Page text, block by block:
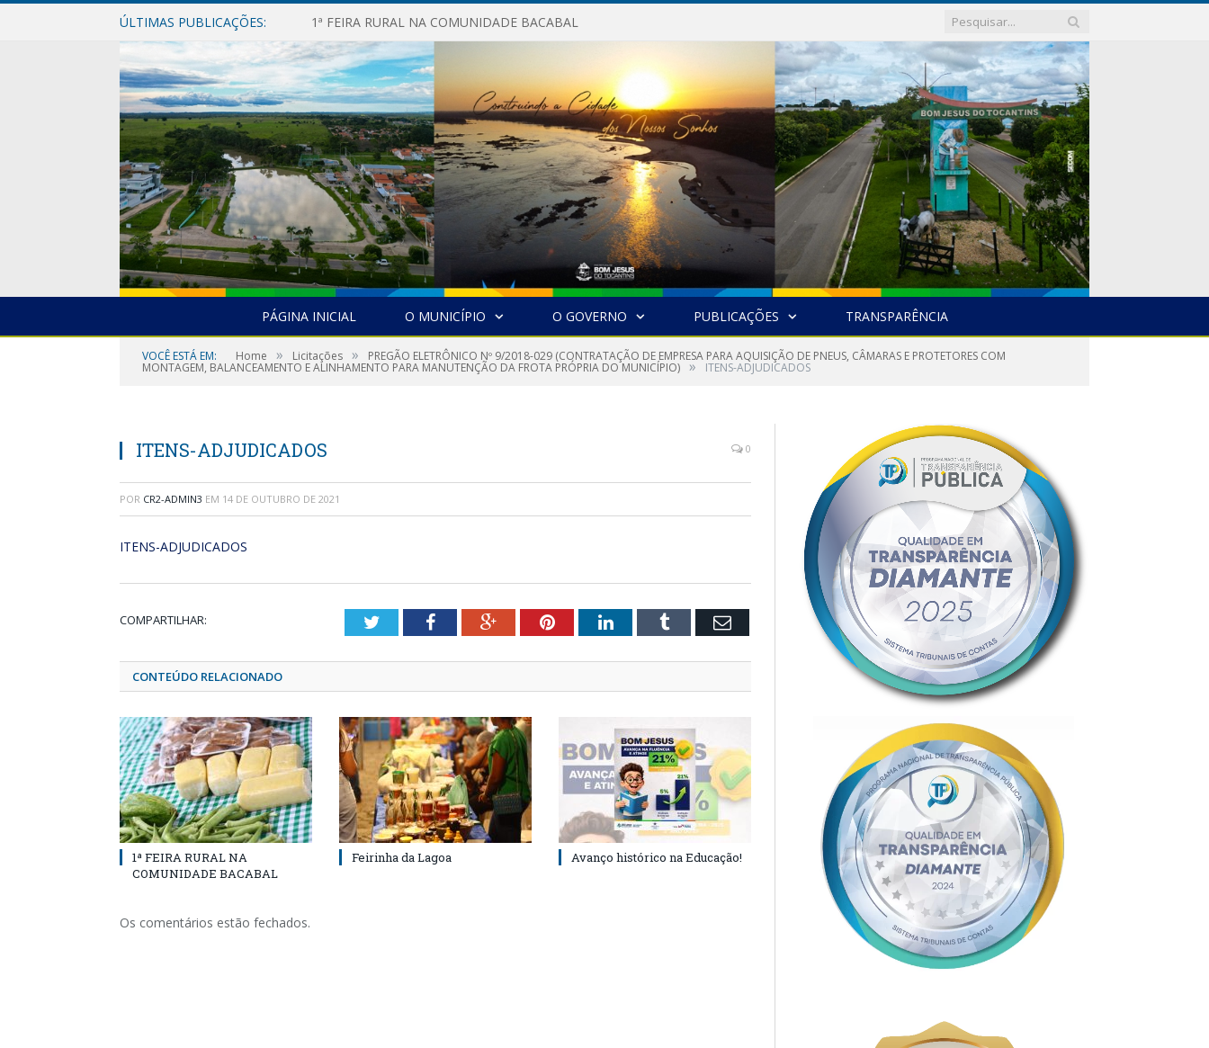
ÚLTIMAS PUBLICAÇÕES: 1ª FEIRA RURAL NA COMUNIDADE BACABAL
PÁGINA INICIAL O MUNICÍPIO O GOVERNO PUBLICAÇÕES TRANSPARÊNCIA
VOCÊ ESTÁ EM: Home » Licitações » PREGÃO ELETRÔNICO Nº 9/2018-029 (CONTRATAÇÃO DE EMPRESA PARA AQUISIÇÃO DE PNEUS, CÂMARAS E PROTETORES COM
MONTAGEM, BALANCEAMENTO E ALINHAMENTO PARA MANUTENÇÃO DA FROTA PRÓPRIA DO MUNICÍPIO) » ITENS-ADJUDICADOS
ITENS-ADJUDICADOS 0
POR CR2-ADMIN3 EM 14 DE OUTUBRO DE 2021
ITENS-ADJUDICADOS
COMPARTILHAR: TwitterFacebookGoogle+PinterestLinkedInTumblr Email
CONTEÚDO RELACIONADO
1ª FEIRA RURAL NA
COMUNIDADE BACABAL
Feirinha da Lagoa Avanço histórico na Educação!
Os comentários estão fechados.